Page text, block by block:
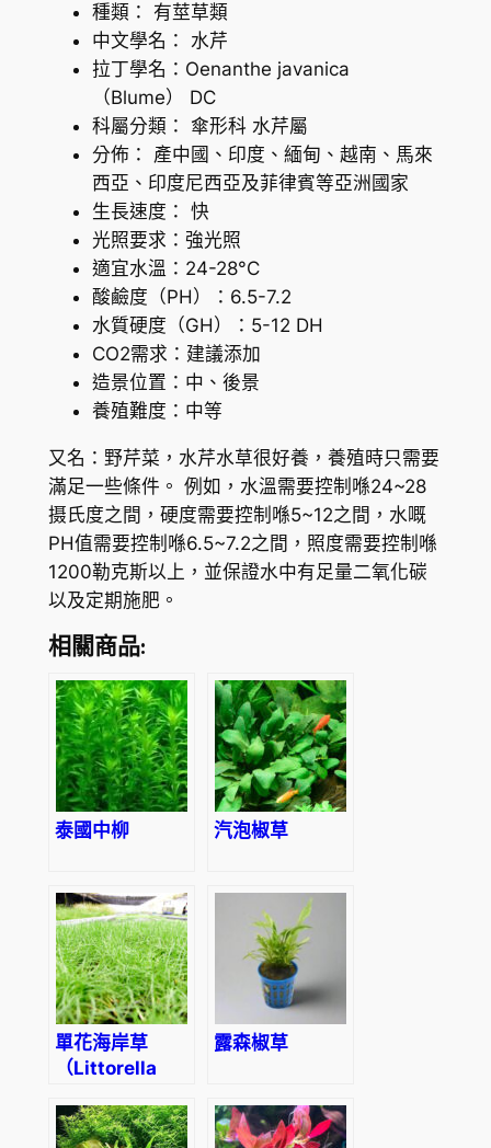
種類： 有莖草類
中文學名： 水芹
拉丁學名：Oenanthe javanica
（Blume） DC
科屬分類： 傘形科 水芹屬
分佈： 產中國、印度、緬甸、越南、馬來
西亞、印度尼西亞及菲律賓等亞洲國家
生長速度： 快
光照要求：強光照
適宜水溫：24-28°C
酸鹼度（PH）：6.5-7.2
水質硬度（GH）：5-12 DH
CO2需求：建議添加
造景位置：中、後景
養殖難度：中等
又名：野芹菜，水芹水草很好養，養殖時只需要
滿足一些條件。 例如，水溫需要控制喺24~28
摄氏度之間，硬度需要控制喺5~12之間，水嘅
PH值需要控制喺6.5~7.2之間，照度需要控制喺
1200勒克斯以上，並保證水中有足量二氧化碳
以及定期施肥。
相關商品:
泰國中柳 汽泡椒草
單花海岸草
（Littorella
露森椒草